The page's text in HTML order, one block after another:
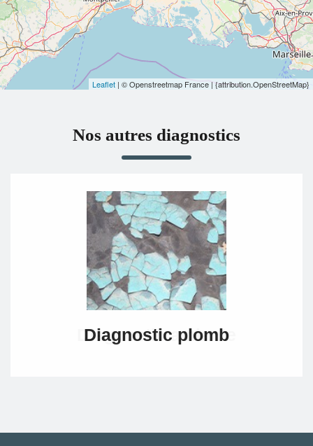
Leaflet | © Openstreetmap France | {attribution.OpenStreetMap}
Nos autres diagnostics
Diagnostic plomb